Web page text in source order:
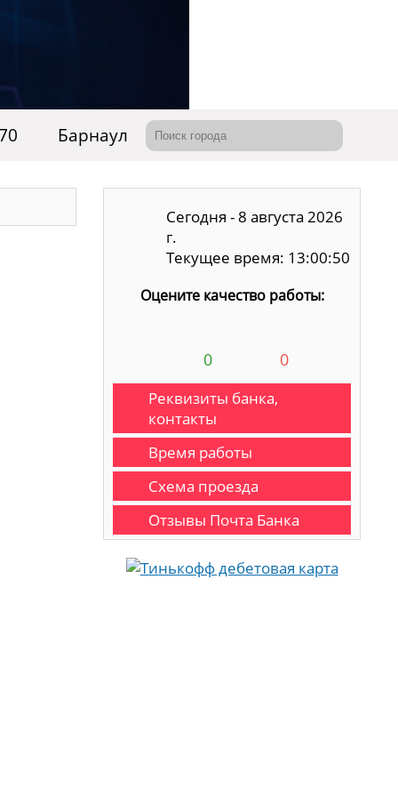
Барнаул
Сегодня - 8 августа 2026
г.
Текущее время: 13:00:51
Оцените качество работы:
0 0
Реквизиты банка,
контакты
Время работы
Схема проезда
Отзывы Почта Банка